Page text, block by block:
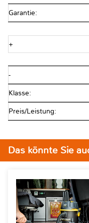
Garantie:
+
-
Klasse:
Preis/Leistung:
Das könnte Sie